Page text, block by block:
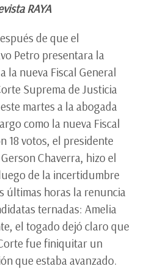
RAYA
de que el
Petro presentara la
la nueva Fiscal General
Suprema de Justicia
martes a la abogada
como la nueva Fiscal
18 votos, el presidente
Chaverra, hizo el
de la incertidumbre
últimas horas la renuncia
ternadas: Amelia
el togado dejó claro que
fue finiquitar un
que estaba avanzado.